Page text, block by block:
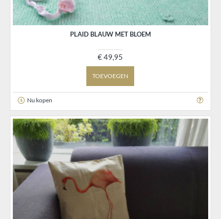
PLAID BLAUW MET BLOEM
€ 49,95
TOEVOEGEN
Nu kopen